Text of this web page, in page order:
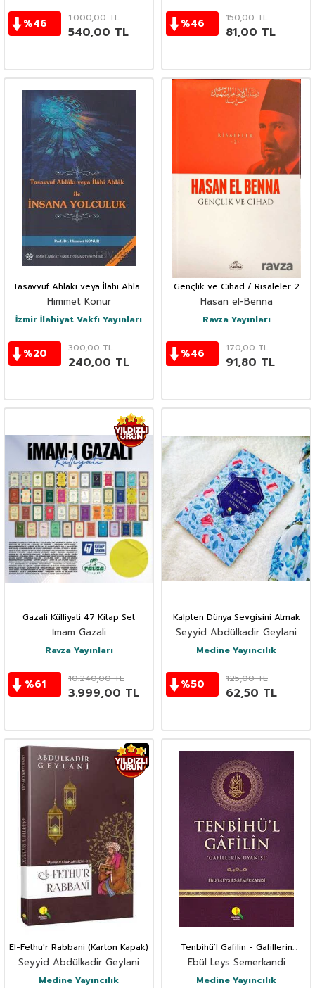
%46 1.000,00TL
540,00 TL
%46 150,00TL
81,00 TL
Tasavvuf Ahlakı veya İlahi Ahlak
ile İnsana Yolculuk
Himmet Konur
İzmir İlahiyat Vakfı Yayınları
%20 300,00TL
240,00 TL
Gençlik ve Cihad / Risaleler 2
Hasan el-Benna
Ravza Yayınları
%46 170,00TL
91,80 TL
Gazali Külliyati 47 Kitap Set
İmam Gazali
Ravza Yayınları
%61 10.240,00TL
3.999,00 TL
Kalpten Dünya Sevgisini Atmak
Seyyid Abdülkadir Geylani
Medine Yayıncılık
%50 125,00TL
62,50 TL
YENI
Ürün
El-Fethu'r Rabbani (Karton Kapak)
Seyyid Abdülkadir Geylani
Medine Yayıncılık
Tenbihü’l Gafilin - Gafillerin
Uyanisi (Karton Kapak)
Ebül Leys Semerkandi
Medine Yayıncılık